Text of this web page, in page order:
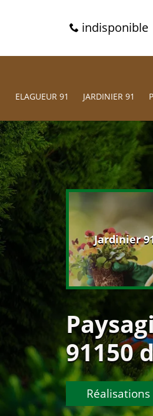
indisponible
ELAGUEUR 91 JARDINIER 91
91 Jardinier
91150
Réalisations